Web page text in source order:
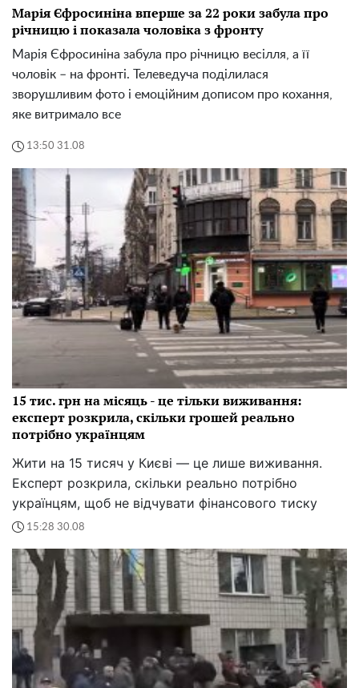
Марія Єфросиніна вперше за 22 роки забула про
річницю і показала чоловіка з фронту
Марія Єфросиніна забула про річницю весілля, а її
чоловік – на фронті. Телеведуча поділилася
зворушливим фото і емоційним дописом про кохання,
яке витримало все
13:50 31.08
15 тис. грн на місяць - це тільки виживання:
експерт розкрила, скільки грошей реально
потрібно українцям
Жити на 15 тисяч у Києві — це лише виживання.
Експерт розкрила, скільки реально потрібно
українцям, щоб не відчувати фінансового тиску
15:28 30.08